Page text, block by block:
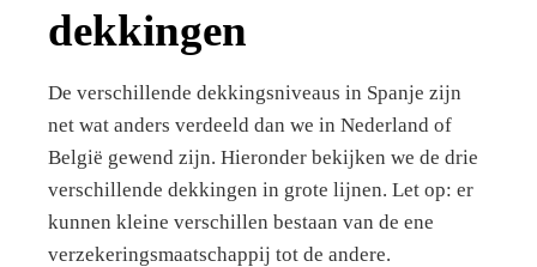
dekkingen
De verschillende dekkingsniveaus in Spanje zijn
net wat anders verdeeld dan we in Nederland of
België gewend zijn. Hieronder bekijken we de drie
verschillende dekkingen in grote lijnen. Let op: er
kunnen kleine verschillen bestaan van de ene
verzekeringsmaatschappij tot de andere.